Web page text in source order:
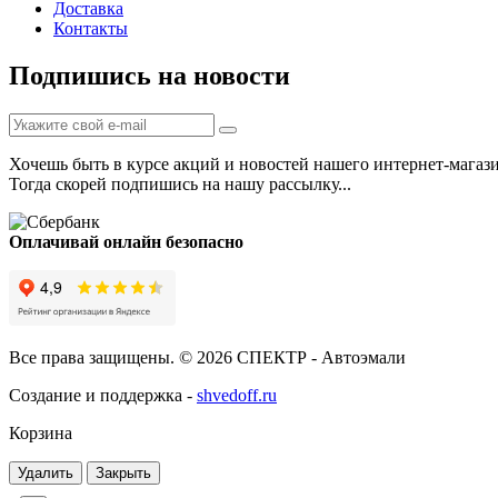
Доставка
Контакты
Подпишись на новости
Хочешь быть в курсе акций и новостей нашего интернет-
Тогда скорей подпишись на нашу рассылку...
Оплачивай онлайн безопасно
Все права защищены. © 2026 СПЕКТР - Автоэмали
Создание и поддержка - shvedoff.ru
Корзина
Удалить Закрыть